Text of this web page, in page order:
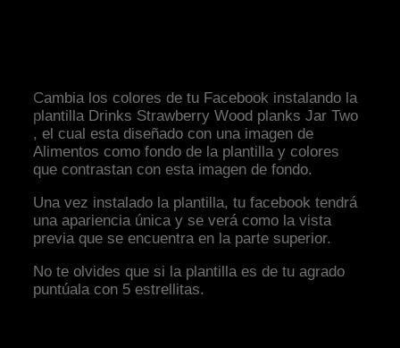
Cambia los colores de tu Facebook instalando la
plantilla Drinks Strawberry Wood planks Jar Two
, el cual esta diseñado con una imagen de
Alimentos como fondo de la plantilla y colores
que contrastan con esta imagen de fondo.
Una vez instalado la plantilla, tu facebook tendrá
una apariencia única y se verá como la vista
previa que se encuentra en la parte superior.
No te olvides que si la plantilla es de tu agrado
puntúala con 5 estrellitas.